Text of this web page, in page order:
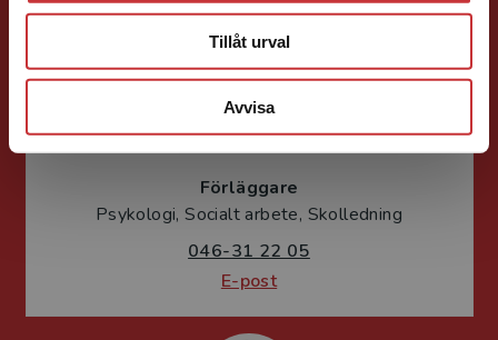
Tillåt urval
Avvisa
Förläggare
Psykologi, Socialt arbete, Skolledning
046-31 22 05
E-post